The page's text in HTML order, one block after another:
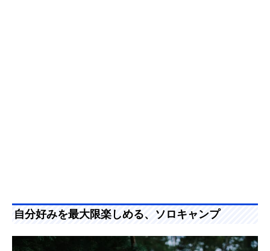
自分好みを最大限楽しめる、ソロキャンプ